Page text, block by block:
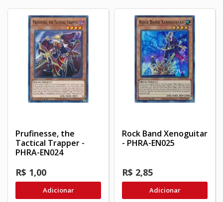
Prufinesse, the
Tactical Trapper -
PHRA-EN024
R$ 1,00
Adicionar
Rock Band Xenoguitar
- PHRA-EN025
R$ 2,85
Adicionar